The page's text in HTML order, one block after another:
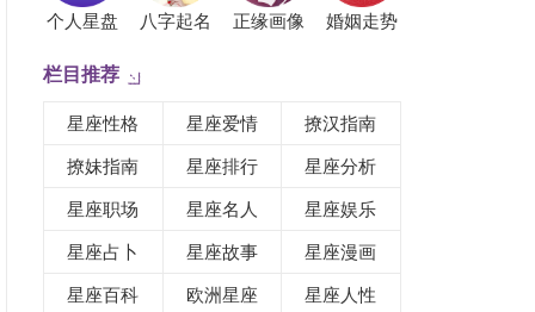
个人星盘 八字起名 正缘画像 婚姻走势
栏目推荐
星座性格 星座爱情 撩汉指南
撩妹指南 星座排行 星座分析
星座职场 星座名人 星座娱乐
星座占卜 星座故事 星座漫画
星座百科 欧洲星座 星座人性